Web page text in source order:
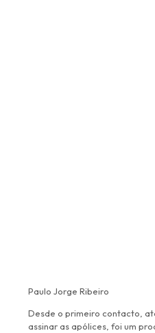
Paulo Jorge Ribeiro
Desde o primeiro contacto,
assinar as apólices, foi um